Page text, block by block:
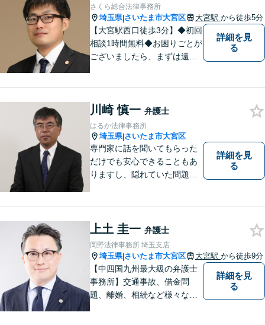
さくら総合法律事務所
埼玉県|さいたま市大宮区 大宮駅 から徒歩5分
【大宮駅西口徒歩3分】◆初回
相談1時間無料◆お困りごとが
ございましたら、まずは遠慮
詳細を見
る
川崎 慎一 弁護士
はるか法律事務所
埼玉県|さいたま市大宮区
専門家に話を聞いてもらった
だけでも安心できることもあ
りますし、隠れていた問題点
い。
詳細を見
る
上土 圭一 弁護士
岡野法律事務所 埼玉支店
埼玉県|さいたま市大宮区 大宮駅 から徒歩9分
【中四国九州最大級の弁護士
事務所】交通事故、借金問
題、離婚、相続など様々な問
詳細を見
る